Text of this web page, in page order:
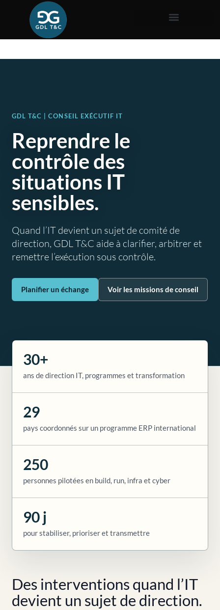
GDL T&C | CONSEIL EXÉCUTIF IT
Reprendre le
contrôle des
situations IT
sensibles.
Quand l’IT devient un sujet de comité de
direction, GDL T&C aide à clarifier, arbitrer et
remettre l’exécution sous contrôle.
Planifier un échange Voir les missions de conseil
30+
ans de direction IT, programmes et transformation
29
pays coordonnés sur un programme ERP international
250
personnes pilotées en build, run, infra et cyber
90 j
pour stabiliser, prioriser et transmettre
Des interventions quand l’IT
devient un sujet de direction.